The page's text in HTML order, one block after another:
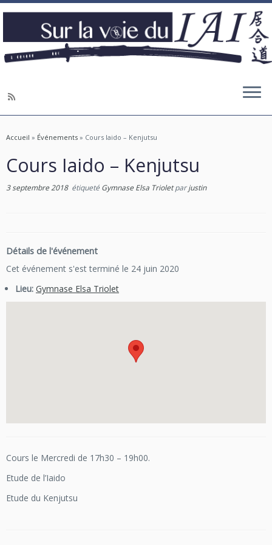
Accueil » Événements » Cours Iaido – Kenjutsu
Cours Iaido – Kenjutsu
3 septembre 2018étiqueté Gymnase Elsa Trioletparjustin
Détails de l'événement
Cet événement s'est terminé le 24 juin 2020
Lieu: Gymnase Elsa Triolet
Cours le Mercredi de 17h30 – 19h00.
Etude de l’Iaido
Etude du Kenjutsu